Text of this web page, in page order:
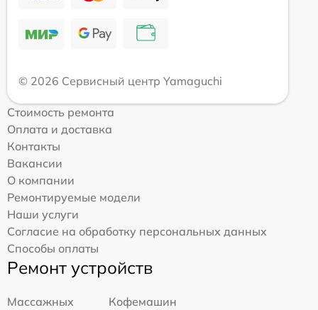
© 2026 Сервисный центр Yamaguchi
Стоимость ремонта
Оплата и доставка
Контакты
Вакансии
О компании
Ремонтируемые модели
Наши услуги
Согласие на обработку персональных данных
Способы оплаты
Ремонт устройств
Массажных
Кофемашин